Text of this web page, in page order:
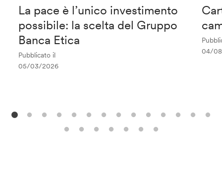
La pace è l’unico investimento
possibile: la scelta del Gruppo
Banca Etica
Pubblicato il
05/03/2026
04/